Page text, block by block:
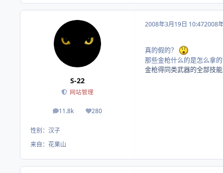
S-22
网站管理
11.8k
帖子 280
荣誉积分
性别： 汉子
来自： 花果山
2008年3月19日 10:472008
真的假的？
那些金枪什么的是怎么拿的
金枪得同类武器的全部技能